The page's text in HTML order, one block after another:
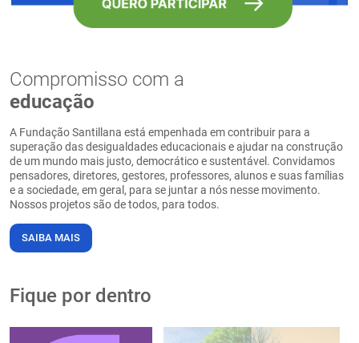
Compromisso com a
educação
A Fundação Santillana está empenhada em contribuir para a
superação das desigualdades educacionais e ajudar na construção
de um mundo mais justo, democrático e sustentável. Convidamos
pensadores, diretores, gestores, professores, alunos e suas famílias
e a sociedade, em geral, para se juntar a nós nesse movimento.
Nossos projetos são de todos, para todos.
SAIBA MAIS
Fique por dentro